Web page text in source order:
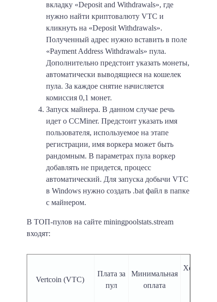
вкладку «Deposit and Withdrawals», где
нужно найти криптовалюту VTC и
кликнуть на «Deposit Withdrawals».
Полученный адрес нужно вставить в поле
«Payment Address Withdrawals» пула.
Дополнительно предстоит указать монеты,
автоматически выводящиеся на кошелек
пула. За каждое снятие начисляется
комиссия 0,1 монет.
Запуск майнера. В данном случае речь
идет о CCMiner. Предстоит указать имя
пользователя, используемое на этапе
регистрации, имя воркера может быть
рандомным. В параметрах пула воркер
добавлять не придется, процесс
автоматический. Для запуска добычи VTC
в Windows нужно создать .bat файл в папке
с майнером.
В ТОП-пулов на сайте miningpoolstats.stream
входят:
Vertcoin (VTC)
Плата за
пул
Минимальная
оплата
Хешрейт